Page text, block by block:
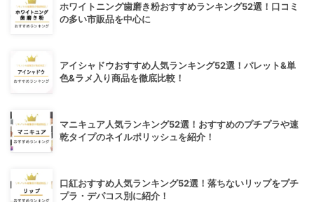
ホワイトニング歯磨き粉おすすめランキング52選！口コミ
の多い市販品を中心に
アイシャドウおすすめ人気ランキング52選！パレット&単
色&ラメ入り商品を徹底比較！
マニキュア人気ランキング52選！おすすめのプチプラや速
乾タイプのネイルポリッシュを紹介！
口紅おすすめ人気ランキング52選！落ちないリップをプチ
プラ・デパコス別に紹介！